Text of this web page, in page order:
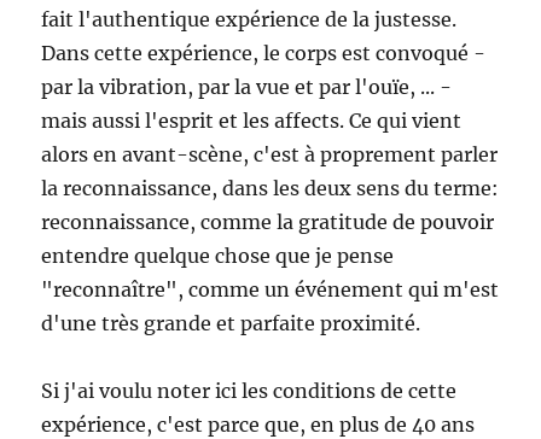
fait l'authentique expérience de la justesse.
Dans cette expérience, le corps est convoqué -
par la vibration, par la vue et par l'ouïe, ... -
mais aussi l'esprit et les affects. Ce qui vient
alors en avant-scène, c'est à proprement parler
la reconnaissance, dans les deux sens du terme:
reconnaissance, comme la gratitude de pouvoir
entendre quelque chose que je pense
"reconnaître", comme un événement qui m'est
d'une très grande et parfaite proximité.
Si j'ai voulu noter ici les conditions de cette
expérience, c'est parce que, en plus de 40 ans